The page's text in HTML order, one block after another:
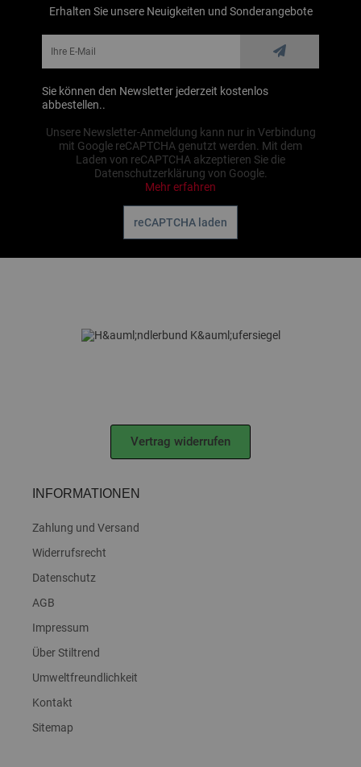
Erhalten Sie unsere Neuigkeiten und Sonderangebote
Sie können den Newsletter jederzeit kostenlos
abbestellen..
Unsere Newsletter-Anmeldung kann nur in Verbindung
mit Google reCAPTCHA genutzt werden. Mit dem
Laden von reCAPTCHA akzeptieren Sie die
Datenschutzerklärung von Google.
Mehr erfahren
reCAPTCHA laden
Vertrag widerrufen
INFORMATIONEN
Zahlung und Versand
Widerrufsrecht
Datenschutz
AGB
Impressum
Über Stiltrend
Umweltfreundlichkeit
Kontakt
Sitemap